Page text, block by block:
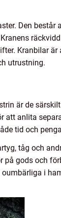
Den består
Kranbilar
utrustning.
är de
att anlita
tid och
tåg och
på gods och
i